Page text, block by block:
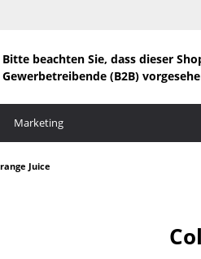
Bitte beachten Sie, dass dieser
Gewerbetreibende (B2B)
Marketing
Juice